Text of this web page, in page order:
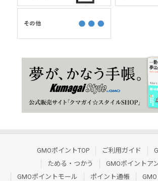
GMOポイントTOP ご利用ガイド
ためる・つかう
GMOポイントア
GMOポイントモール
ポイント通帳